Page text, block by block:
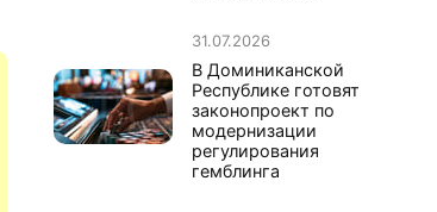
31.07.2026
В Доминиканской
Республике готовят
законопроект по
модернизации
регулирования
гемблинга